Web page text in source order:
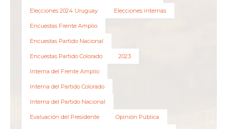
Elecciones 2024 Uruguay Elecciones internas
Encuestas Frente Amplio
Encuestas Partido Nacional
Encuestas Partido Colorado 2023
Interna del Frente Amplio
Interna del Partido Colorado
Interna del Partido Nacional
Evaluación del Presidente Opinión Pública